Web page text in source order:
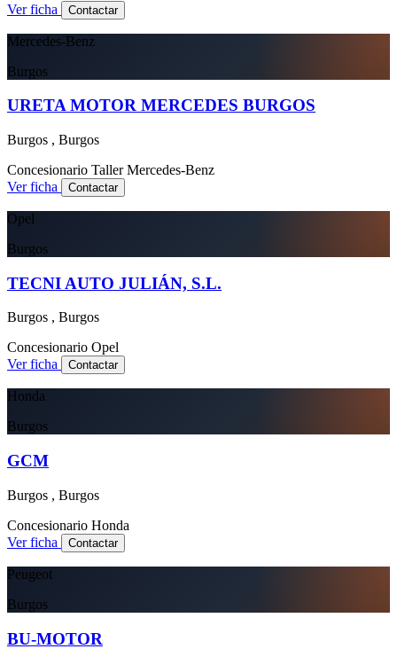
Ver ficha
Contactar
Mercedes-Benz
Burgos
URETA MOTOR MERCEDES BURGOS
Burgos , Burgos
Concesionario Taller Mercedes-Benz
Ver ficha
Contactar
Opel
Burgos
TECNI AUTO JULIÁN, S.L.
Burgos , Burgos
Concesionario Opel
Ver ficha
Contactar
Honda
Burgos
GCM
Burgos , Burgos
Concesionario Honda
Ver ficha
Contactar
Peugeot
Burgos
BU-MOTOR